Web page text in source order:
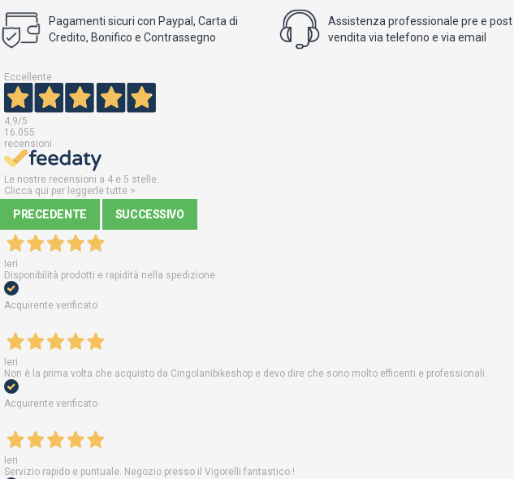
Pagamenti sicuri con Paypal, Carta di
Credito, Bonifico e Contrassegno
Assistenza professionale pre e post
vendita via telefono e via email
Eccellente
4,9/5
16.055
recensioni
Le nostre recensioni a 4 e 5 stelle.
Clicca qui per leggerle tutte >
PRECEDENTE SUCCESSIVO
Ieri
Disponibilità prodotti e rapidità nella spedizione
Acquirente verificato
Ieri
Non è la prima volta che acquisto da Cingolanibikeshop e devo dire che sono molto efficenti e professionali.
Acquirente verificato
Ieri
Servizio rapido e puntuale. Negozio presso il Vigorelli fantastico !